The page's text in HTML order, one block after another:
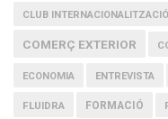
CLUB
COMERÇ EXTERIOR
ECONOMIA ENTREVISTA
FLUIDRA FORMACIÓ